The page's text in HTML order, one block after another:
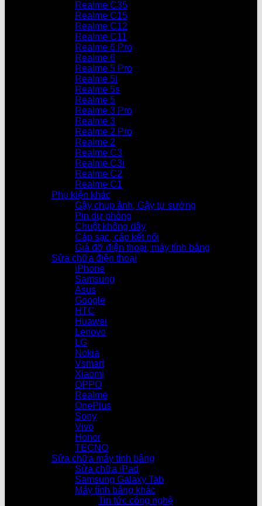
Realme C35
Realme C15
Realme C12
Realme C11
Realme 6 Pro
Realme 6
Realme 5 Pro
Realme 5i
Realme 5s
Realme 5
Realme 3 Pro
Realme 3
Realme 2 Pro
Realme 2
Realme C3
Realme C3i
Realme C2
Realme C1
Phụ kiện khác
Gậy chụp ảnh, Gậy tự sướng
Pin dự phòng
Chuột không dây
Cáp sạc, cáp kết nối
Giá đỡ điện thoại, máy tính bảng
Sửa chữa điện thoại
iPhone
Samsung
Asus
Google
HTC
Huawei
Lenovo
LG
Nokia
Vsmart
Xiaomi
OPPO
Realme
OnePlus
Sony
Vivo
Honor
TECNO
Sửa chữa máy tính bảng
Sửa chữa iPad
Samsung Galaxy Tab
Máy tính bảng khác
Tin tức công nghệ